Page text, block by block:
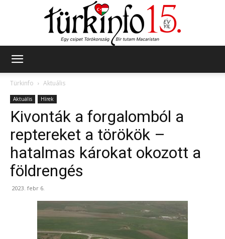
Türkinfo
Aktuális
Aktuális Hírek
Kivonták a forgalomból a
reptereket a törökök –
hatalmas károkat okozott a
földrengés
2023. febr 6.